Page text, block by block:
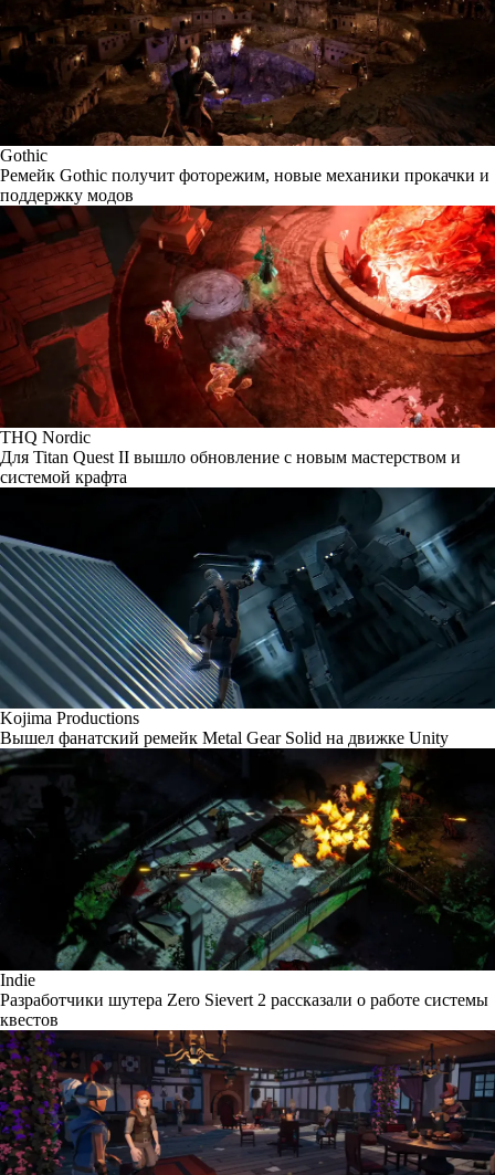
Gothic
Ремейк Gothic получит фоторежим, новые механики прокачки и
поддержку модов
THQ Nordic
Для Titan Quest II вышло обновление с новым мастерством и
системой крафта
Kojima Productions
Вышел фанатский ремейк Metal Gear Solid на движке Unity
Indie
Разработчики шутера Zero Sievert 2 рассказали о работе системы
квестов